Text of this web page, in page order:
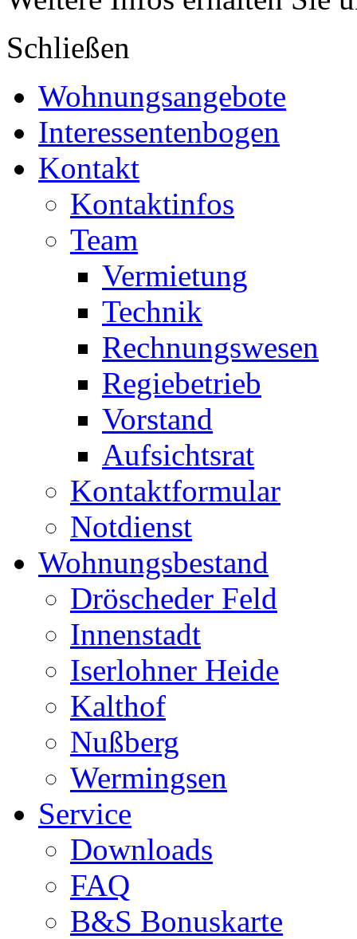
Schließen
Wohnungsangebote
Interessentenbogen
Kontakt
Kontaktinfos
Team
Vermietung
Technik
Rechnungswesen
Regiebetrieb
Vorstand
Aufsichtsrat
Kontaktformular
Notdienst
Wohnungsbestand
Dröscheder Feld
Innenstadt
Iserlohner Heide
Kalthof
Nußberg
Wermingsen
Service
Downloads
FAQ
B&S Bonuskarte